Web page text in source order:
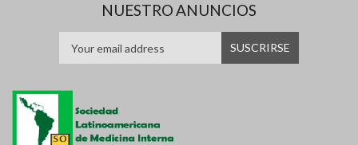
NUESTRO ANUNCIOS